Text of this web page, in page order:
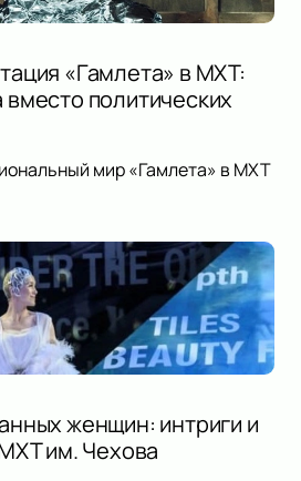
«Гамлета» в МХТ:
политических
мир «Гамлета» в МХТ
женщин: интриги и
им. Чехова